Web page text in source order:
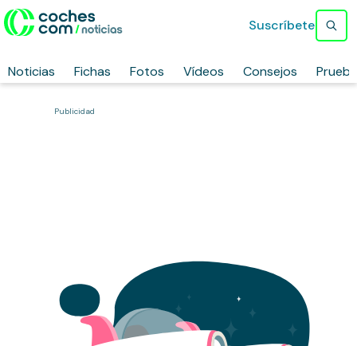
Noticias Fichas Fotos Vídeos Consejos
Suscríbete
Publicidad